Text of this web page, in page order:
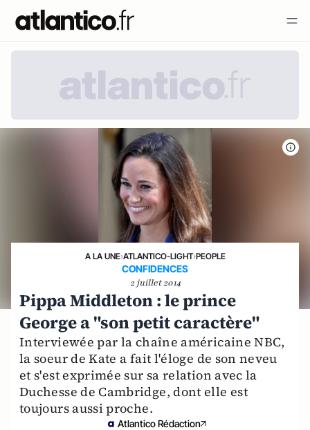
A LA UNE›ATLANTICO-LIGHT›PEOPLE
CONFIDENCES
2 juillet 2014
Pippa Middleton : le prince
George a "son petit caractère"
Interviewée par la chaîne américaine NBC,
la soeur de Kate a fait l'éloge de son neveu
et s'est exprimée sur sa relation avec la
Duchesse de Cambridge, dont elle est
toujours aussi proche.
Atlantico Rédaction